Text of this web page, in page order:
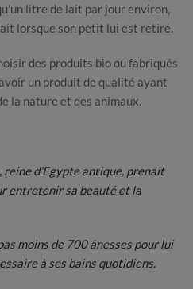
litre de lait par jour environ,
lorsque son petit lui est retiré.
des produits bio ou fabriqués
un produit de qualité ayant
la nature et des animaux.
d’Egypte antique, prenait
entretenir sa beauté et la
moins de 700 ânesses pour lui
à ses bains quotidiens.